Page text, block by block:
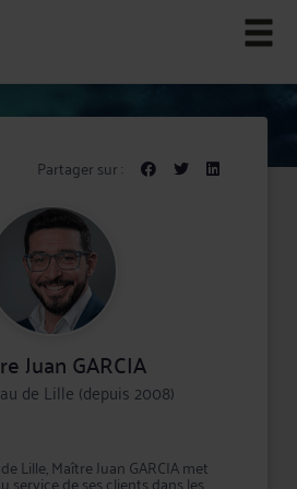
Partager sur :
Juan GARCIA
de Lille (depuis 2008)
Lille, Maître Juan GARCIA met
service de ses clients dans les